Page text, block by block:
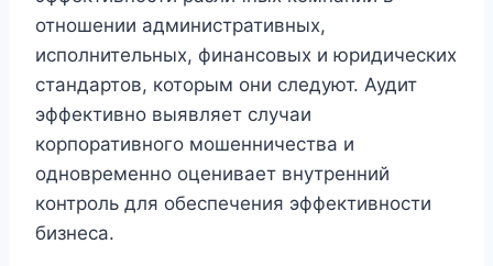
отношении административных,
исполнительных, финансовых и юридических
стандартов, которым они следуют. Аудит
эффективно выявляет случаи
корпоративного мошенничества и
одновременно оценивает внутренний
контроль для обеспечения эффективности
бизнеса.